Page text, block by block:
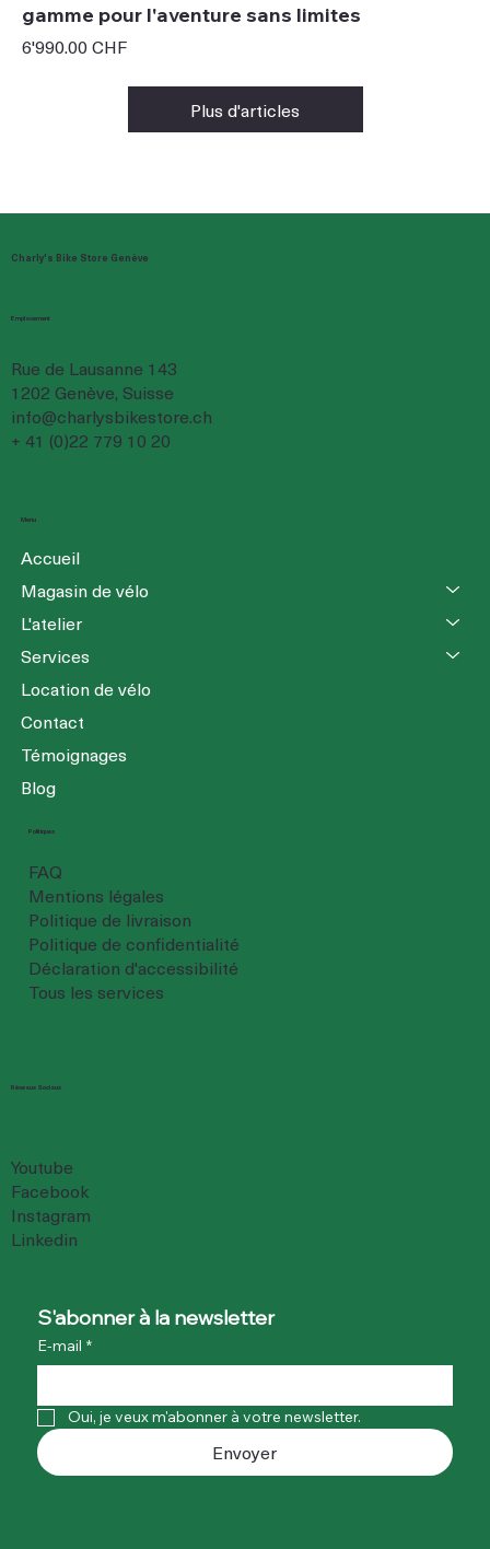
gamme pour l'aventure sans limites
Prix
6'990.00 CHF
Plus d'articles
Charly's Bike Store Genève
Emplacement
Rue de Lausanne 143
1202 Genève, Suisse
info@charlysbikestore.ch
+ 41 (0)22 779 10 20
Menu
Accueil
Magasin de vélo
L'atelier
Services
Location de vélo
Contact
Témoignages
Blog
Politiques
FAQ
Mentions légales
Politique de livraison
Politique de confidentialité
Déclaration d'accessibilité
Tous les services
Youtube
Facebook
Instagram
Linkedin
Réseaux Sociaux
S'abonner à la newsletter
E-mail *
Oui, je veux m'abonner à votre newsletter.
Envoyer